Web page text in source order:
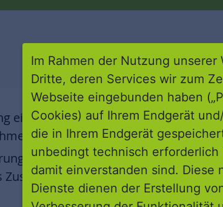
eines Investitions-Förderprogramms
zur Gebäudeaufwertung
des Gesamtbildes der Hanauer
Zusammenspiel von privatem und
Im Rahmen der Nutzung
Dritte, deren Services wir zum
Webseite eingebunden haben
Cookies) auf Ihrem Endgerät
die in Ihrem Endgerät
unbedingt technisch
damit einverstanden sind.
Dienste dienen der Erstellung